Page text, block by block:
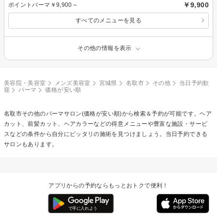
ポイントパーマ￥9,900～ ￥9,900
すべてのメニューを見る
その他の情報を表示
美容院・美容室 メンズ美容室 宮城県 名取市 その他
当日予約歓
迎
パーマ 価格が安い順
名取市その他のパーマサロン(価格が安い順)から検索＆予約が可能です。ヘア
カット、前髪カット、ヘアカラーなどの得意メニューや豊富な施設・サービ
スなどの条件から自分にピッタリの施術を見つけましょう。当日予約できる
サロンもあります。
アプリからの予約ならもっとおトクで便利！